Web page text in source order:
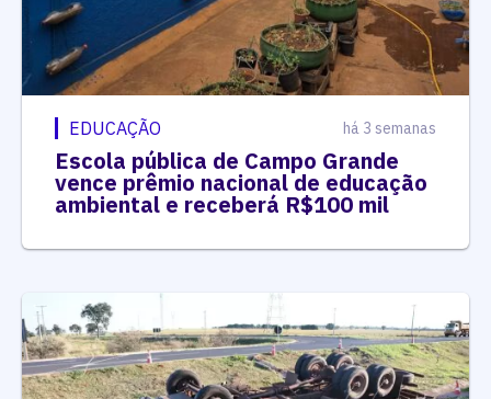
EDUCAÇÃO há 3 semanas
Escola pública de Campo Grande
vence prêmio nacional de educação
ambiental e receberá R$100 mil